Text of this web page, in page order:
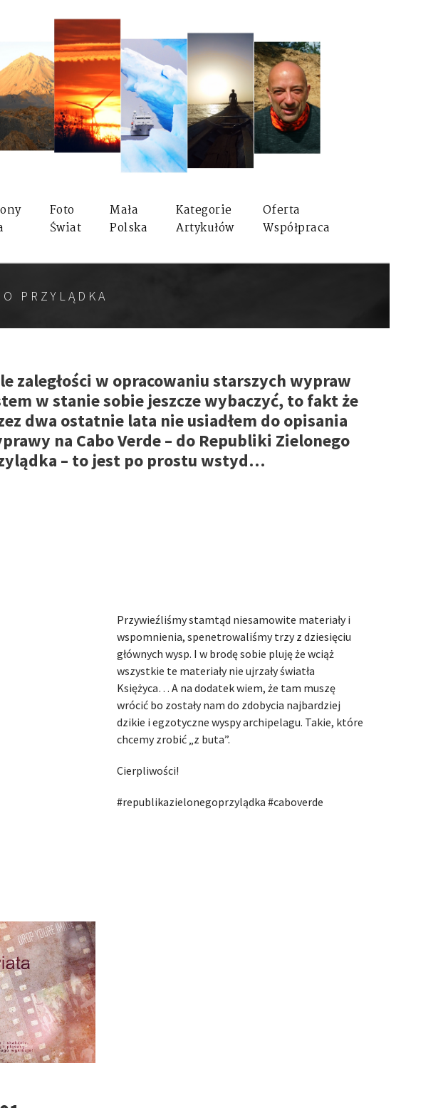
Foto
Świat
Mała
Polska
Kategorie
Artykułów
Oferta
Współpraca
PRZYLĄDKA
zaległości w opracowaniu starszych wypraw
w stanie sobie jeszcze wybaczyć, to fakt że
dwa ostatnie lata nie usiadłem do opisania
na Cabo Verde – do Republiki Zielonego
– to jest po prostu wstyd…
Przywieźliśmy stamtąd niesamowite materiały i
wspomnienia, spenetrowaliśmy trzy z dziesięciu
głównych wysp. I w brodę sobie pluję że wciąż
wszystkie te materiały nie ujrzały światła
Księżyca… A na dodatek wiem, że tam muszę
wrócić bo zostały nam do zdobycia najbardziej
dzikie i egzotyczne wyspy archipelagu. Takie, które
chcemy zrobić „z buta”.
Cierpliwości!
#republikazielonegoprzylądka #caboverde